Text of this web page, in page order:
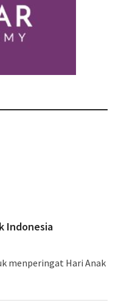
Indonesia
menperingat Hari Anak